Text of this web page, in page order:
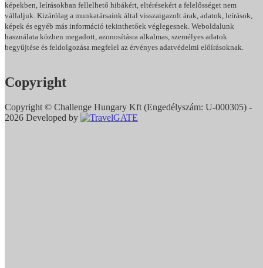
képekben, leírásokban fellelhető hibákért, eltérésekért a felelősséget nem
vállaljuk. Kizárólag a munkatársaink által visszaigazolt árak, adatok, leírások,
képek és egyéb más információ tekinthetőek véglegesnek. Weboldalunk
használata közben megadott, azonosításra alkalmas, személyes adatok
begyűjtése és feldolgozása megfelel az érvényes adatvédelmi előírásoknak.
Copyright
Copyright © Challenge Hungary Kft (Engedélyszám: U-000305) -
2026 Developed by